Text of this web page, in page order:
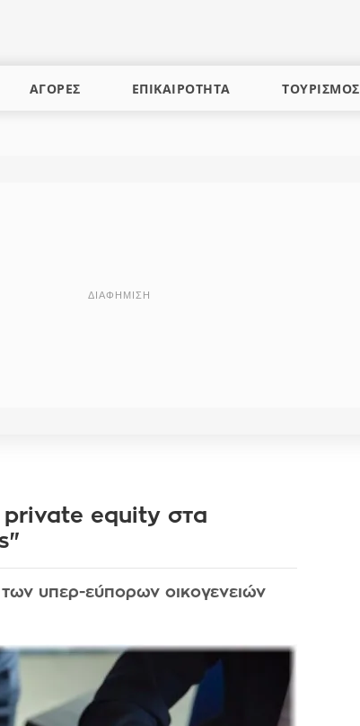
ΑΓΟΡΕΣ ΕΠΙΚΑΙΡΟΤΗΤΑ ΤΟΥΡΙΣΜΟΣ
private equity στα
υπερ-εύπορων οικογενειών